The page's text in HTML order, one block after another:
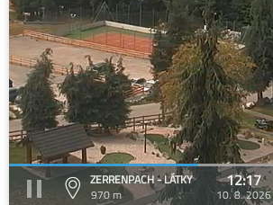
ZERRENPACH - LÁTKY
970 m
12:17
10. 8. 2026